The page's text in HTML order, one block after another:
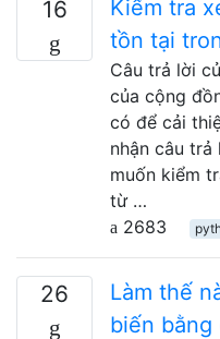
16
Kiểm tra
tồn tại
Câu trả lời
của cộng
có để cải
nhận câu
muốn kiểm
từ …
2683
26
Làm thế
biến bằng